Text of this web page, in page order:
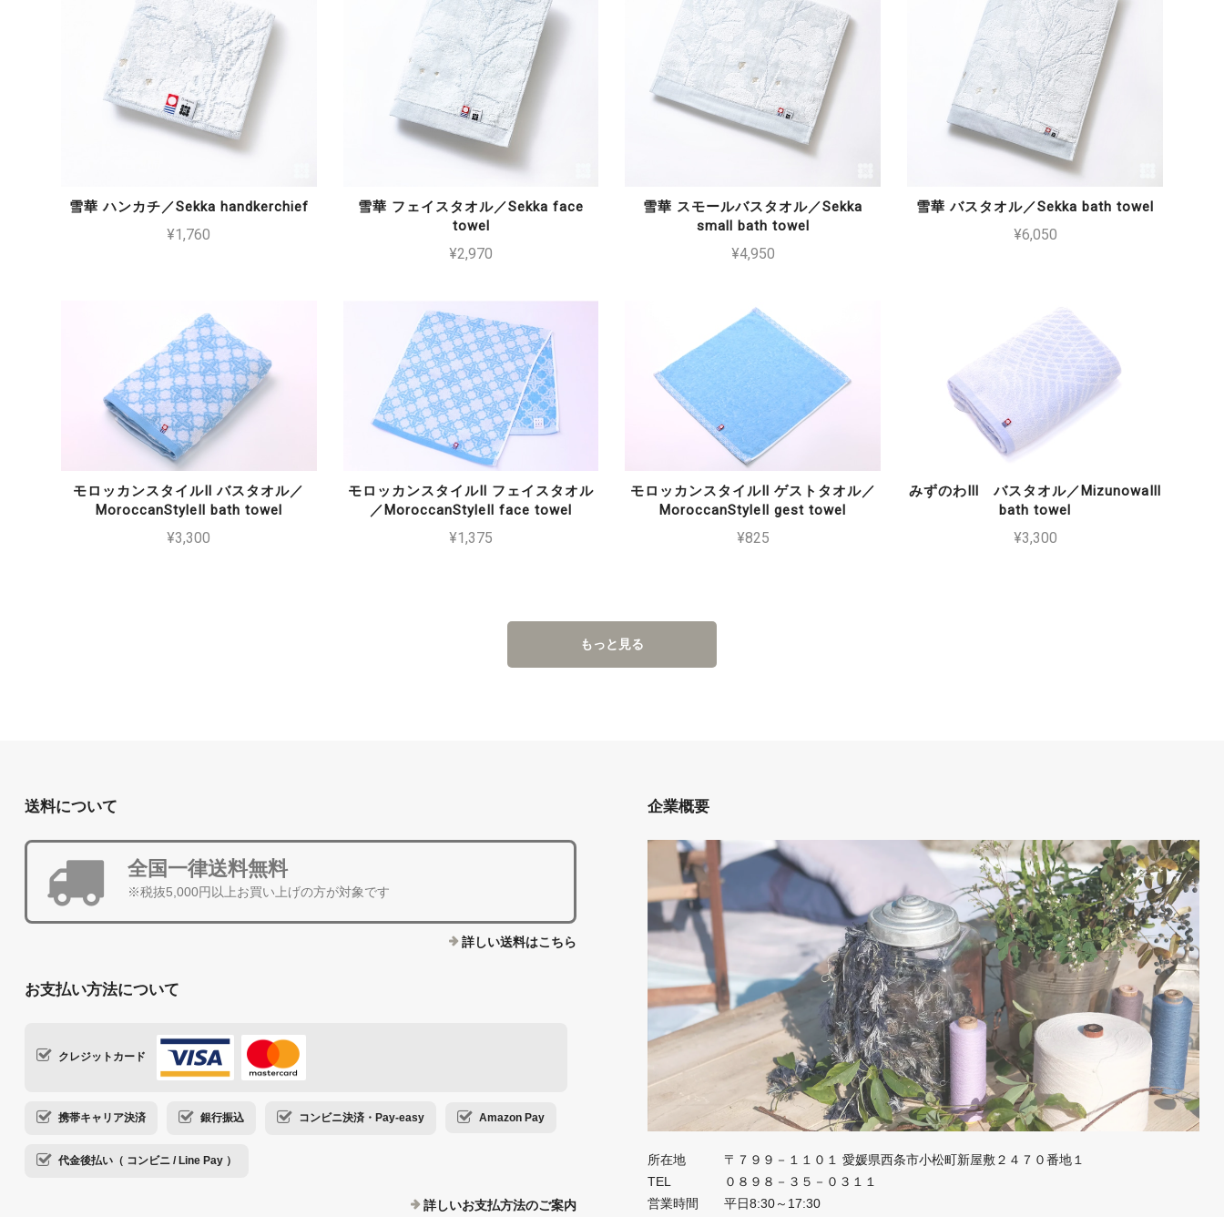
雪華 ハンカチ／Sekka handkerchief
¥1,760
雪華 フェイスタオル／Sekka face
towel
¥2,970
雪華 スモールバスタオル／Sekka
small bath towel
¥4,950
雪華 バスタオル／Sekka bath towel
¥6,050
モロッカンスタイルⅡ バスタオル／
MoroccanStyleⅡ bath towel
¥3,300
モロッカンスタイルⅡ フェイスタオル
／MoroccanStyleⅡ face towel
¥1,375
モロッカンスタイルⅡ ゲストタオル／
MoroccanStyleⅡ gest towel
¥825
みずのわⅢ バスタオル／MizunowaⅢ
bath towel
¥3,300
もっと見る
送料について
全国一律送料無料
※税抜5,000円以上お買い上げの方が対象です
詳しい送料はこちら
お支払い方法について
クレジットカード
携帯キャリア決済 銀行振込 コンビニ決済・Pay-easy Amazon Pay
代金後払い（ コンビニ / Line Pay ）
詳しいお支払方法のご案内
企業概要
所在地
〒７９９－１１０１ 愛媛県西条市小松町新屋敷２４７０番地１
TEL
０８９８－３５－０３１１
営業時間
平日8:30～17:30